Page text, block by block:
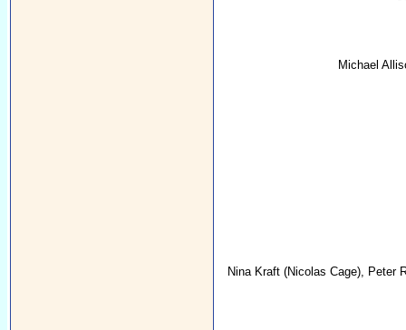
Michael
Nina Kraft (Nicolas Cage), Peter